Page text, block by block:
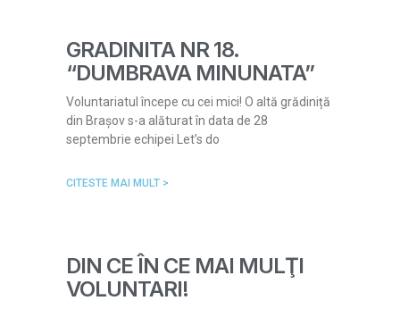
GRADINITA NR 18.
“DUMBRAVA MINUNATA”
Voluntariatul începe cu cei mici! O altă grădiniță
din Brașov s-a alăturat în data de 28
septembrie echipei Let’s do
CITESTE MAI MULT >
DIN CE ÎN CE MAI MULŢI
VOLUNTARI!